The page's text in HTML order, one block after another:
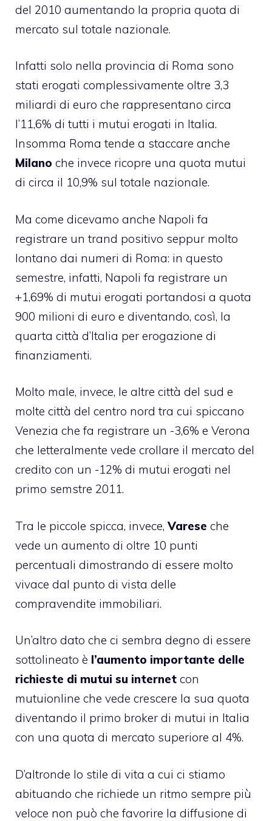
del 2010 aumentando la propria quota di
mercato sul totale nazionale.
Infatti solo nella provincia di Roma sono
stati erogati complessivamente oltre 3,3
miliardi di euro che rappresentano circa
l’11,6% di tutti i mutui erogati in Italia.
Insomma Roma tende a staccare anche
Milano che invece ricopre una quota mutui
di circa il 10,9% sul totale nazionale.
Ma come dicevamo anche Napoli fa
registrare un trand positivo seppur molto
lontano dai numeri di Roma: in questo
semestre, infatti, Napoli fa registrare un
+1,69% di mutui erogati portandosi a quota
900 milioni di euro e diventando, così, la
quarta città d’Italia per erogazione di
finanziamenti.
Molto male, invece, le altre città del sud e
molte città del centro nord tra cui spiccano
Venezia che fa registrare un -3,6% e Verona
che letteralmente vede crollare il mercato del
credito con un -12% di mutui erogati nel
primo semstre 2011.
Tra le piccole spicca, invece,Varese che
vede un aumento di oltre 10 punti
percentuali dimostrando di essere molto
vivace dal punto di vista delle
compravendite immobiliari.
Un’altro dato che ci sembra degno di essere
sottolineato è l’aumento importante delle
richieste di mutui su internet con
mutuionline che vede crescere la sua quota
diventando il primo broker di mutui in Italia
con una quota di mercato superiore al 4%.
D’altronde lo stile di vita a cui ci stiamo
abituando che richiede un ritmo sempre più
veloce non può che favorire la diffusione di